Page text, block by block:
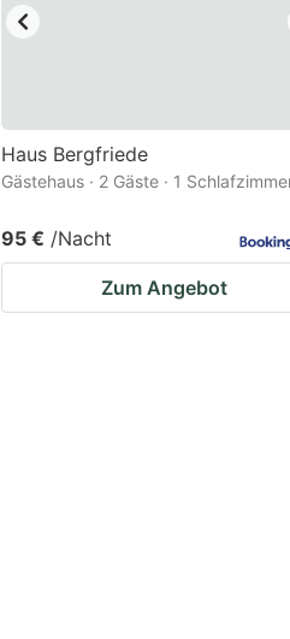
Haus Bergfriede
Gästehaus · 2 Gäste · 1
95 € /Nacht
Zum Angebot